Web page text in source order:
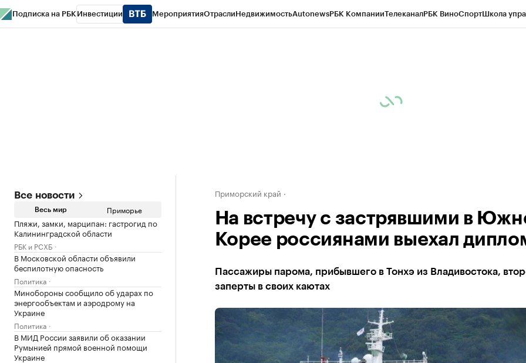
Подписка на РБК Инвестиции МероприятияОтраслиНедвижимостьAutonewsРБК КомпанииТелеканалРБК ВиноСпортШкола
Все новости
Весь мир Приморье
Пляжи, замки, марципан: гастрогид по
Калининградской области
РБК и РСХБ
В Московской области объявили
беспилотную опасность
Политика
Минобороны сообщило об ударах по
энергообъектам и аэродрому на
Украине
Политика
В МИД России заявили об оказании
Румынией прямой военной помощи
Украине
Приморский край
На встречу с застрявшими в
Корее россиянами выехал
Пассажиры парома, прибывшего в Тонхэ из Владивостока,
заперты в своих каютах